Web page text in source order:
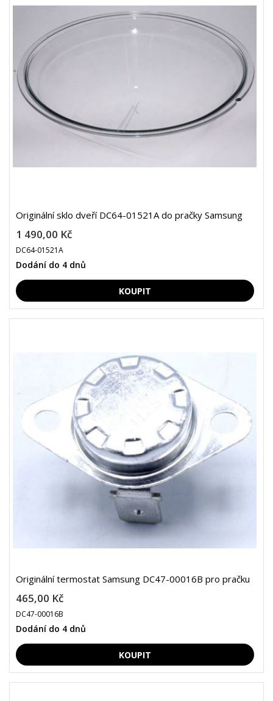
Originální sklo dveří DC64-01521A do pračky Samsung
1 490,00 Kč
DC64-01521A
Dodání do 4 dnů
Originální termostat Samsung DC47-00016B pro pračku
465,00 Kč
DC47-00016B
Dodání do 4 dnů